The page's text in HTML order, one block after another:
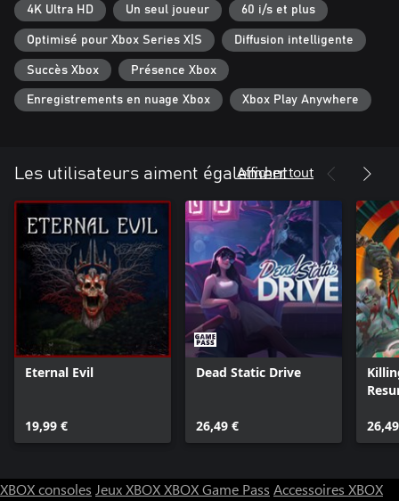
4K Ultra HD Un seul joueur 60 i/s et plus
Optimisé pour Xbox Series X|S Diffusion intelligente
Succès Xbox Présence Xbox
Enregistrements en nuage Xbox Xbox Play Anywhere
Les utilisateurs aiment également
Afficher tout
Eternal Evil
19,99 €
Dead Static Drive
26,49 €
XBOX consoles Jeux XBOXXBOX Game Pass Accessoires XBOX